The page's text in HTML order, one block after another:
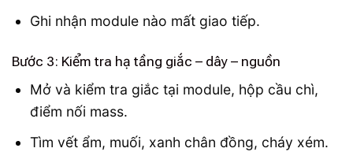
Ghi nhận module nào mất giao tiếp.
Bước 3: Kiểm tra hạ tầng giắc – dây – nguồn
Mở và kiểm tra giắc tại module, hộp cầu chì,
điểm nối mass.
Tìm vết ẩm, muối, xanh chân đồng, cháy xém.